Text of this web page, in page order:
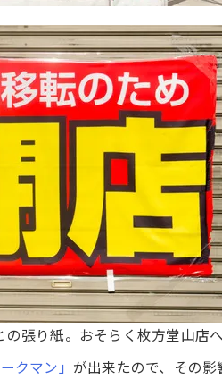
の張り紙。おそらく枚方堂山店
クマン」 が出来たので、その影